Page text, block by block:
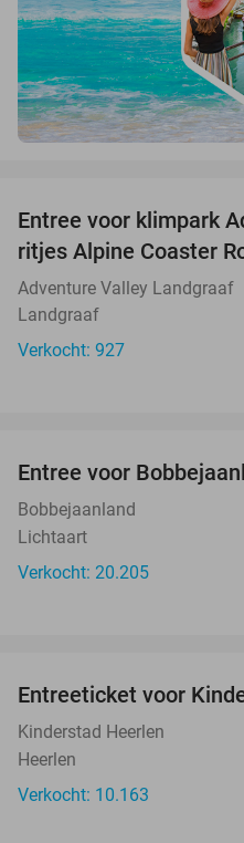
Entree voor klimpark
ritjes Alpine Coaster
Adventure Valley Landgraaf
Landgraaf
Verkocht: 927
Entree voor
Bobbejaanland
Lichtaart
Verkocht: 20.205
Entreeticket voor
Kinderstad Heerlen
Heerlen
Verkocht: 10.163